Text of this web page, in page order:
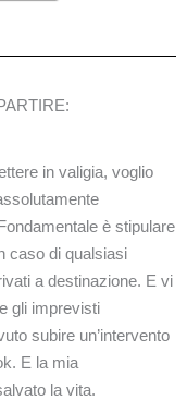
in valigia, voglio
è stipulare
caso di qualsiasi
a destinazione. E vi
gli imprevisti
subire un’intervento
E la mia
la vita.